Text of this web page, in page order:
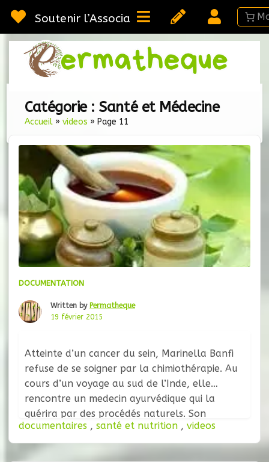
au
contenu
Soutenir l’Association
Catégorie : Santé et Médecine
Accueil »videos » Page 11
DOCUMENTATION
Written by Permatheque
19 février 2015
Atteinte d’un cancer du sein, Marinella Banfi
refuse de se soigner par la chimiothérapie. Au
cours d’un voyage au sud de l’Inde, elle
rencontre un medecin ayurvédique qui la
guérira par des procédés naturels. Son
médecin Francais, Thomas Tursz, cancerologue
et directeur de l’institut Gustave Roussy,
intrigué par cette science à l’annonce de sa
documentaires , santé et nutrition , videos